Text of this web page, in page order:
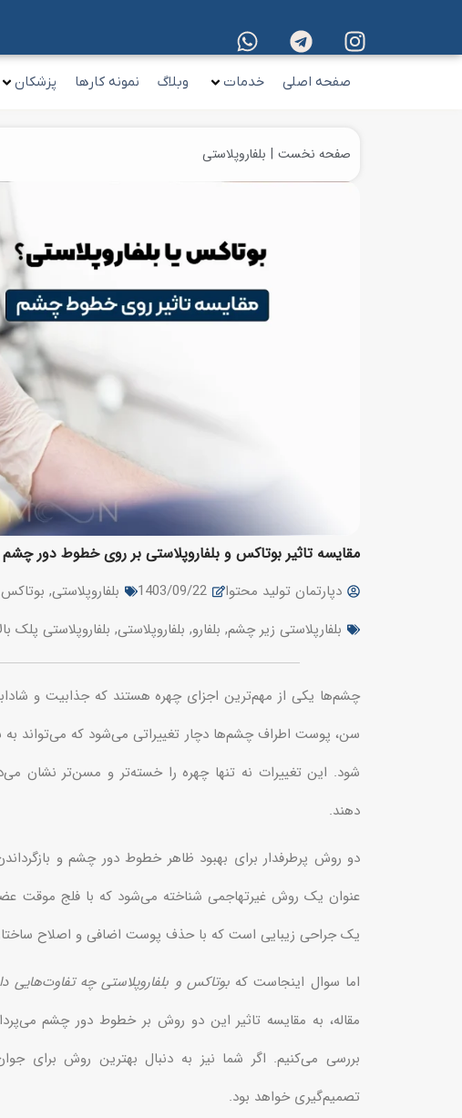
صفحه اصلی خدمات وبلاگ نمونه کارها پزشکان
مکان شما:
صفحه نخست بلفاروپلاستی
مقایسه تاثیر بوتاکس و بلفاروپلاستی بر روی خطوط دور چشم
دپارتمان تولید محتوا 1403/09/22 بلفاروپلاستی,
بلفارپلاستی زير چشم, بلفارو, بلفاروپلاستی, بلفاروپلاستی پلک
چشم‌ها یکی از مهم‌ترین اجزای چهره هستند که جذابیت و
سن، پوست اطراف چشم‌ها دچار تغییراتی می‌شود که می‌تواند
شود. این تغییرات نه تنها چهره را خسته‌تر و مسن‌تر نشان
دهند.
دو روش پرطرفدار برای بهبود ظاهر خطوط دور چشم و
عنوان یک روش غیرتهاجمی شناخته می‌شود که با فلج موقت
یک جراحی زیبایی است که با حذف پوست اضافی و اصلاح
اما سوال اینجاست کهبوتاکس و بلفاروپلاستی چه
مقاله، به مقایسه تاثیر این دو روش بر خطوط دور چشم
بررسی می‌کنیم. اگر شما نیز به دنبال بهترین روش برای
تصمیم‌گیری خواهد بود.